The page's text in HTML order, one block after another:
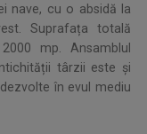
nave, cu o absidă la
Suprafața totală
mp. Ansamblul
târzii este și
în evul mediu